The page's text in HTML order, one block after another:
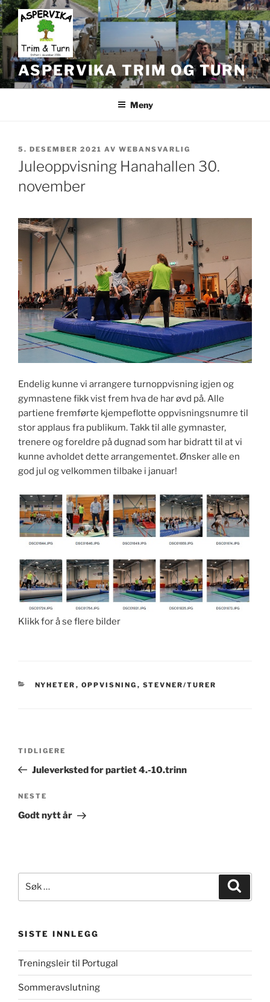
Gå
til
innhold
ASPERVIKA TRIM OG TURN
Meny
PUBLISERT
5. DESEMBER 2021 AV WEBANSVARLIG
Juleoppvisning Hanahallen 30.
november
Endelig kunne vi arrangere turnoppvisning igjen og
gymnastene fikk vist frem hva de har øvd på. Alle
partiene fremførte kjempeflotte oppvisningsnumre til
stor applaus fra publikum. Takk til alle gymnaster,
trenere og foreldre på dugnad som har bidratt til at vi
kunne avholdet dette arrangementet. Ønsker alle en
god jul og velkommen tilbake i januar!
Klikk for å se flere bilder
KATEGORIER
NYHETER , OPPVISNING , STEVNER/TURER
Forrige
innlegg
TIDLIGERE
Juleverksted for partiet 4.-10.trinn
Neste
innlegg
NESTE
Godt nytt år
etter:
SISTE INNLEGG
Treningsleir til Portugal
Sommeravslutning